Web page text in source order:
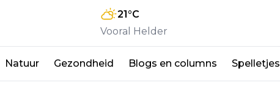
21°C
Vooral Helder
Natuur Gezondheid Blogs en columns Spelletjes